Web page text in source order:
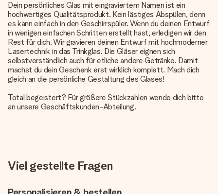
Dein persönliches Glas mit eingraviertem Namen ist ein
hochwertiges Qualitätsprodukt. Kein lästiges Abspülen, denn
es kann einfach in den Geschirrspüler. Wenn du deinen Entwurf
in wenigen einfachen Schritten erstellt hast, erledigen wir den
Rest für dich. Wir gravieren deinen Entwurf mit hochmoderner
Lasertechnik in das Trinkglas. Die Gläser eignen sich
selbstverständlich auch für etliche andere Getränke. Damit
machst du dein Geschenk erst wirklich komplett. Mach dich
gleich an die persönliche Gestaltung des Glases!
Total begeistert? Für größere Stückzahlen wende dich bitte
an unsere Geschäftskunden-Abteilung.
Viel gestellte Fragen